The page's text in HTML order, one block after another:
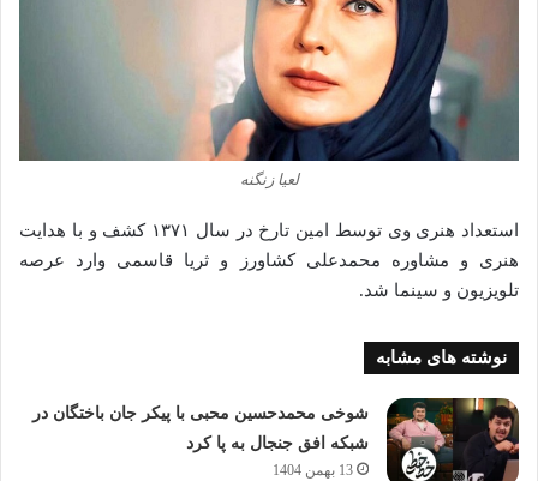
لعیا زنگنه
استعداد هنری وی توسط امین تارخ در سال ۱۳۷۱ کشف و با هدایت
هنری و مشاوره محمدعلی کشاورز و ثریا قاسمی وارد عرصه
تلویزیون و سینما شد.
نوشته های مشابه
شوخی محمدحسین محبی با پیکر جان باختگان در
شبکه افق جنجال به پا کرد
13 بهمن 1404